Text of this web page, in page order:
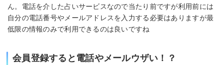
ん。電話を介した占いサービスなので当たり前ですが利用前には
自分の電話番号やメールアドレスを入力する必要はありますが最
低限の情報のみで利用できるのは良いですね
会員登録すると電話やメールウザい！？